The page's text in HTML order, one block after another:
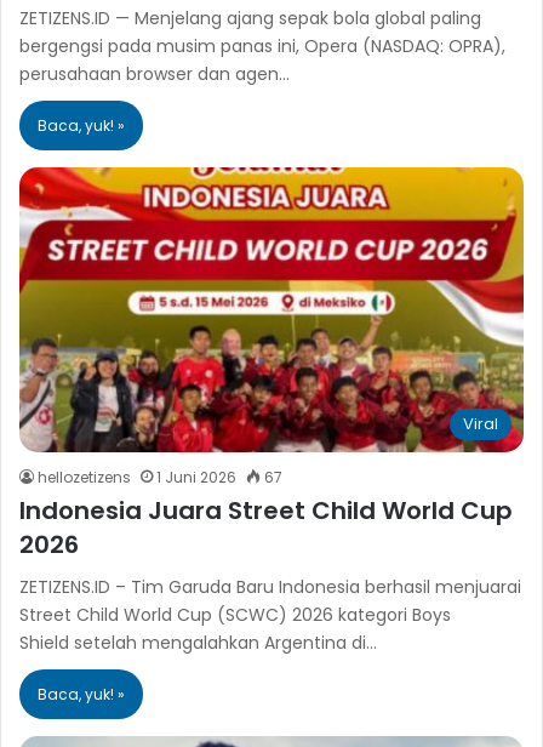
ZETIZENS.ID — Menjelang ajang sepak bola global paling
bergengsi pada musim panas ini, Opera (NASDAQ: OPRA),
perusahaan browser dan agen…
Baca, yuk! »
Viral
hellozetizens 1 Juni 2026 67
Indonesia Juara Street Child World Cup
2026
ZETIZENS.ID – Tim Garuda Baru Indonesia berhasil menjuarai
Street Child World Cup (SCWC) 2026 kategori Boys
Shield setelah mengalahkan Argentina di…
Baca, yuk! »